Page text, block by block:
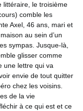
littéraire, le troisième
comble les
Axel, 46 ans, mari et
au sein d’un
sympas. Jusque-là,
glisser comme
une lettre qui va
envie de tout quitter
chez les voisins.
de la vie
à ce qui est et ce